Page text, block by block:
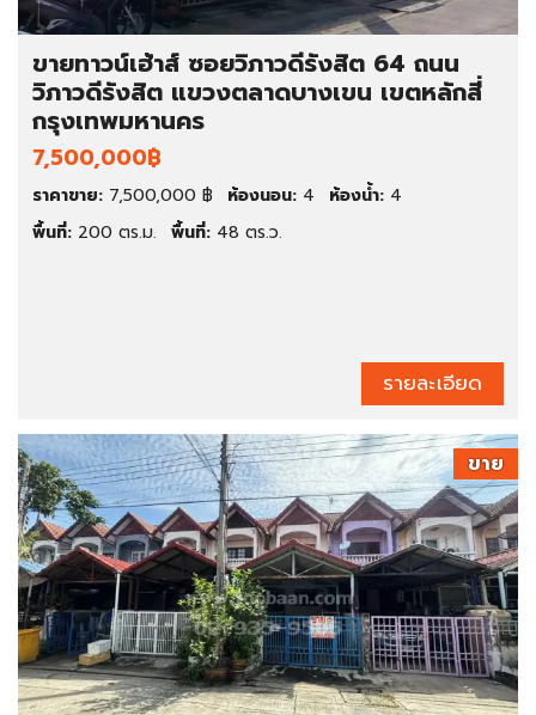
ขายทาวน์เฮ้าส์ ซอยวิภาวดีรังสิต 64 ถนน
วิภาวดีรังสิต แขวงตลาดบางเขน เขตหลักสี่
กรุงเทพมหานคร
7,500,000฿
ราคาขาย: 7,500,000 ฿ ห้องนอน: 4 ห้องน้ำ: 4
พื้นที่: 200 ตร.ม. พื้นที่: 48 ตร.ว.
รายละเอียด
ขาย